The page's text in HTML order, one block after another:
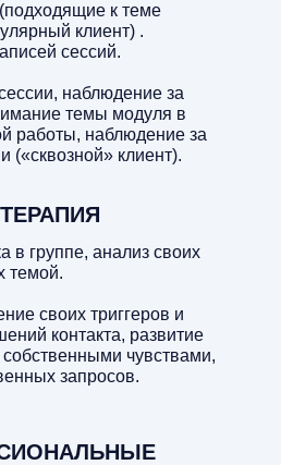
в группе, анализ своих
темой.
своих триггеров и
контакта, развитие
чувствами,
запросов.
к теме
клиент) .
сессий.
наблюдение за
темы модуля в
работы, наблюдение за
(«сквозной» клиент).